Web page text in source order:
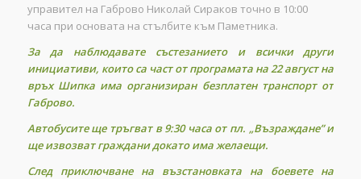
управител на Габрово Николай Сираков точно в 10:00
часа при основата на стълбите към Паметника.
За да наблюдавате състезанието и всички други
инициативи, които са част от програмата на 22 август на
връх Шипка има организиран безплатен транспорт от
Габрово.
Автобусите ще тръгват в 9:30 часа от пл. „Възраждане” и
ще извозват граждани докато има желаещи.
След приключване на възстановката на боевете на